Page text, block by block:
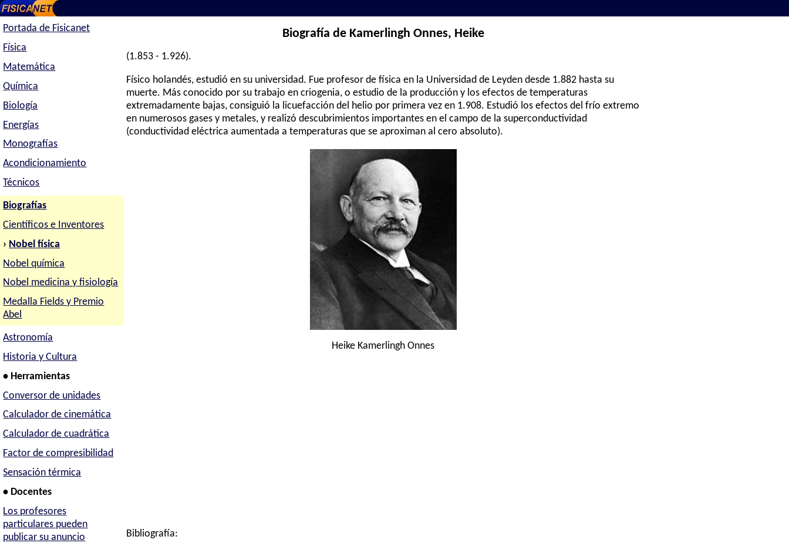
Portada de Fisicanet
Física
Matemática
Química
Biología
Energías
Monografías
Acondicionamiento
Técnicos
Biografías
Científicos e Inventores
› Nobel física
Nobel química
Nobel medicina y fisiología
Medalla Fields y Premio
Abel
Astronomía
Historia y Cultura
• Herramientas
Conversor de unidades
Calculador de cinemática
Calculador de cuadrática
Factor de compresibilidad
Sensación térmica
• Docentes
Los profesores
particulares pueden
publicar su anuncio
Biografía de Kamerlingh Onnes, Heike
(1.853 - 1.926).
Físico holandés, estudió en su universidad. Fue profesor de física en la Universidad de Leyden desde 1.882 hasta su
muerte. Más conocido por su trabajo en criogenia, o estudio de la producción y los efectos de temperaturas
extremadamente bajas, consiguió la licuefacción del helio por primera vez en 1.908. Estudió los efectos del frío extremo
en numerosos gases y metales, y realizó descubrimientos importantes en el campo de la superconductividad
(conductividad eléctrica aumentada a temperaturas que se aproximan al cero absoluto).
Heike Kamerlingh Onnes
Bibliografía: